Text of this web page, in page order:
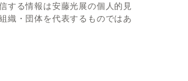
する情報は安藤光展の個人的見
織・団体を代表するものではあ